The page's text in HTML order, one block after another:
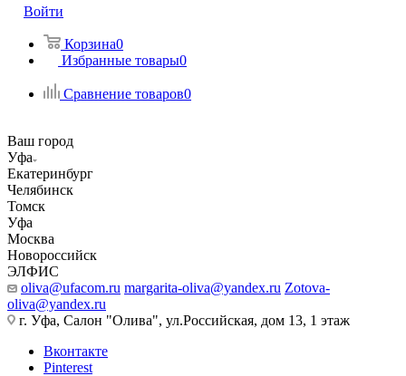
Войти
Корзина0
Избранные товары0
Сравнение товаров0
Ваш город
Уфа
Екатеринбург
Челябинск
Томск
Уфа
Москва
Новороссийск
ЭЛФИС
oliva@ufacom.ru margarita-oliva@yandex.ru Zotova-
oliva@yandex.ru
г. Уфа, Салон "Олива", ул.Российская, дом 13, 1 этаж
Вконтакте
Pinterest